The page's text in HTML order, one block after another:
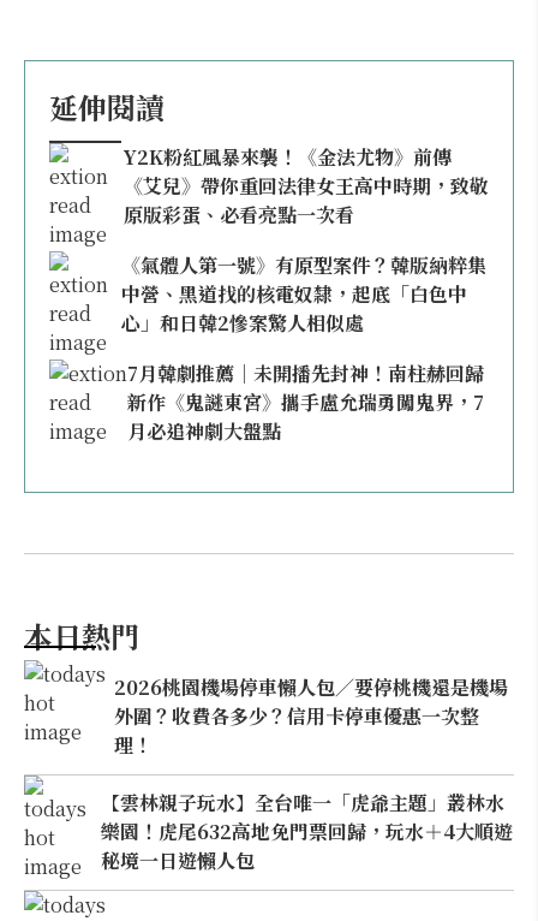
延伸閱讀
Y2K粉紅風暴來襲！《金法尤物》前傳
《艾兒》帶你重回法律女王高中時期，致敬
原版彩蛋、必看亮點一次看
《氣體人第一號》有原型案件？韓版納粹集
中營、黑道找的核電奴隸，起底「白色中
心」和日韓2慘案驚人相似處
7月韓劇推薦｜未開播先封神！南柱赫回歸
新作《鬼謎東宮》攜手盧允瑞勇闖鬼界，7
月必追神劇大盤點
本日熱門
2026桃園機場停車懶人包／要停桃機還是機場
外圍？收費各多少？信用卡停車優惠一次整
理！
【雲林親子玩水】全台唯一「虎爺主題」叢林水
樂園！虎尾632高地免門票回歸，玩水＋4大順遊
秘境一日遊懶人包